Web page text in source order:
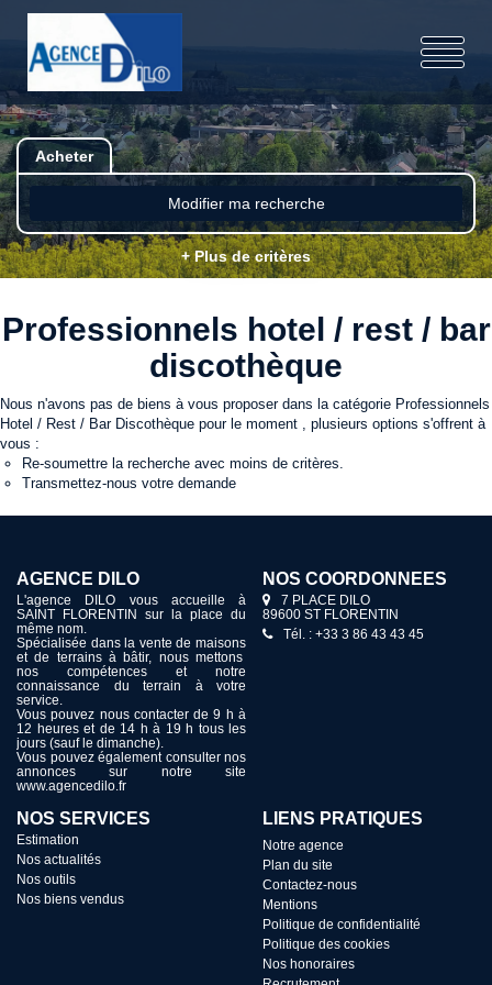
Acheter
Modifier ma recherche
+ Plus de critères
Professionnels hotel / rest / bar
discothèque
Nous n'avons pas de biens à vous proposer dans la catégorie Professionnels
Hotel / Rest / Bar Discothèque pour le moment , plusieurs options s'offrent à
vous :
Re-soumettre la recherche avec moins de critères.
Transmettez-nous votre demande
AGENCE DILO
L'agence DILO vous accueille à
SAINT FLORENTIN sur la place du
même nom.
Spécialisée dans la vente de maisons
et de terrains à bâtir, nous mettons
nos compétences et notre
connaissance du terrain à votre
service.
Vous pouvez nous contacter de 9 h à
12 heures et de 14 h à 19 h tous les
jours (sauf le dimanche).
Vous pouvez également consulter nos
annonces sur notre site
www.agencedilo.fr
NOS COORDONNÉES
7 PLACE DILO
89600 ST FLORENTIN
Tél. : +33 3 86 43 43 45
NOS SERVICES
Estimation
Nos actualités
Nos outils
Nos biens vendus
LIENS PRATIQUES
Notre agence
Plan du site
Contactez-nous
Mentions
Politique de confidentialité
Politique des cookies
Nos honoraires